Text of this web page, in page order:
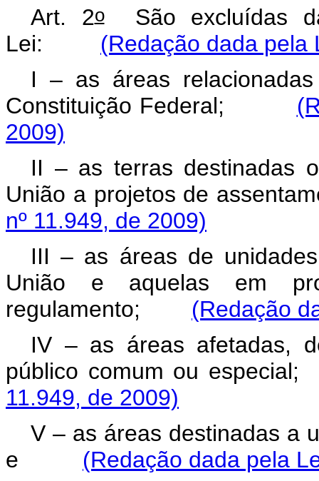
Art. 2oSão excluídas
Lei: (Redação dada pela
I – as áreas
Constituição Federal;
2009)
II – as terras destinadas
União a projetos de
nº 11.949, de 2009)
III – as áreas de
União e aquelas em
regulamento; (Redação
IV – as áreas afetadas,
público comum ou
11.949, de 2009)
V – as áreas destinadas a
e (Redação dada pela